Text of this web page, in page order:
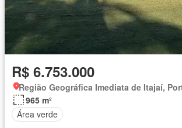
R$ 6.753.000
Região Geográfica Imediata de Itajaí,
965 m²
Área verde